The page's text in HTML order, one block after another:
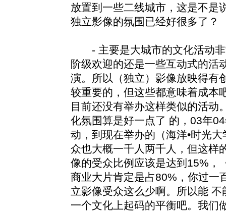
放置到一些二线城市，这是不是
独立影像的氛围已经好很多了？
- 主要是大城市的文化活动非
阶级欢迎的还是一些互动式的活
演。所以（独立）影像放映得有
较重要的，但这些都意味着成本
目前还没有举办这样类似的活动
化氛围算是好一点了 的，03年
动，到现在举办的（海洋•时光
众也大概一千人两千人，但这样
像的受众比例应该是达到15%，
商业大片肯定是占80%，你过一
立影像受众这么少啊。所以能
一个文化上起码的平衡吧。我们